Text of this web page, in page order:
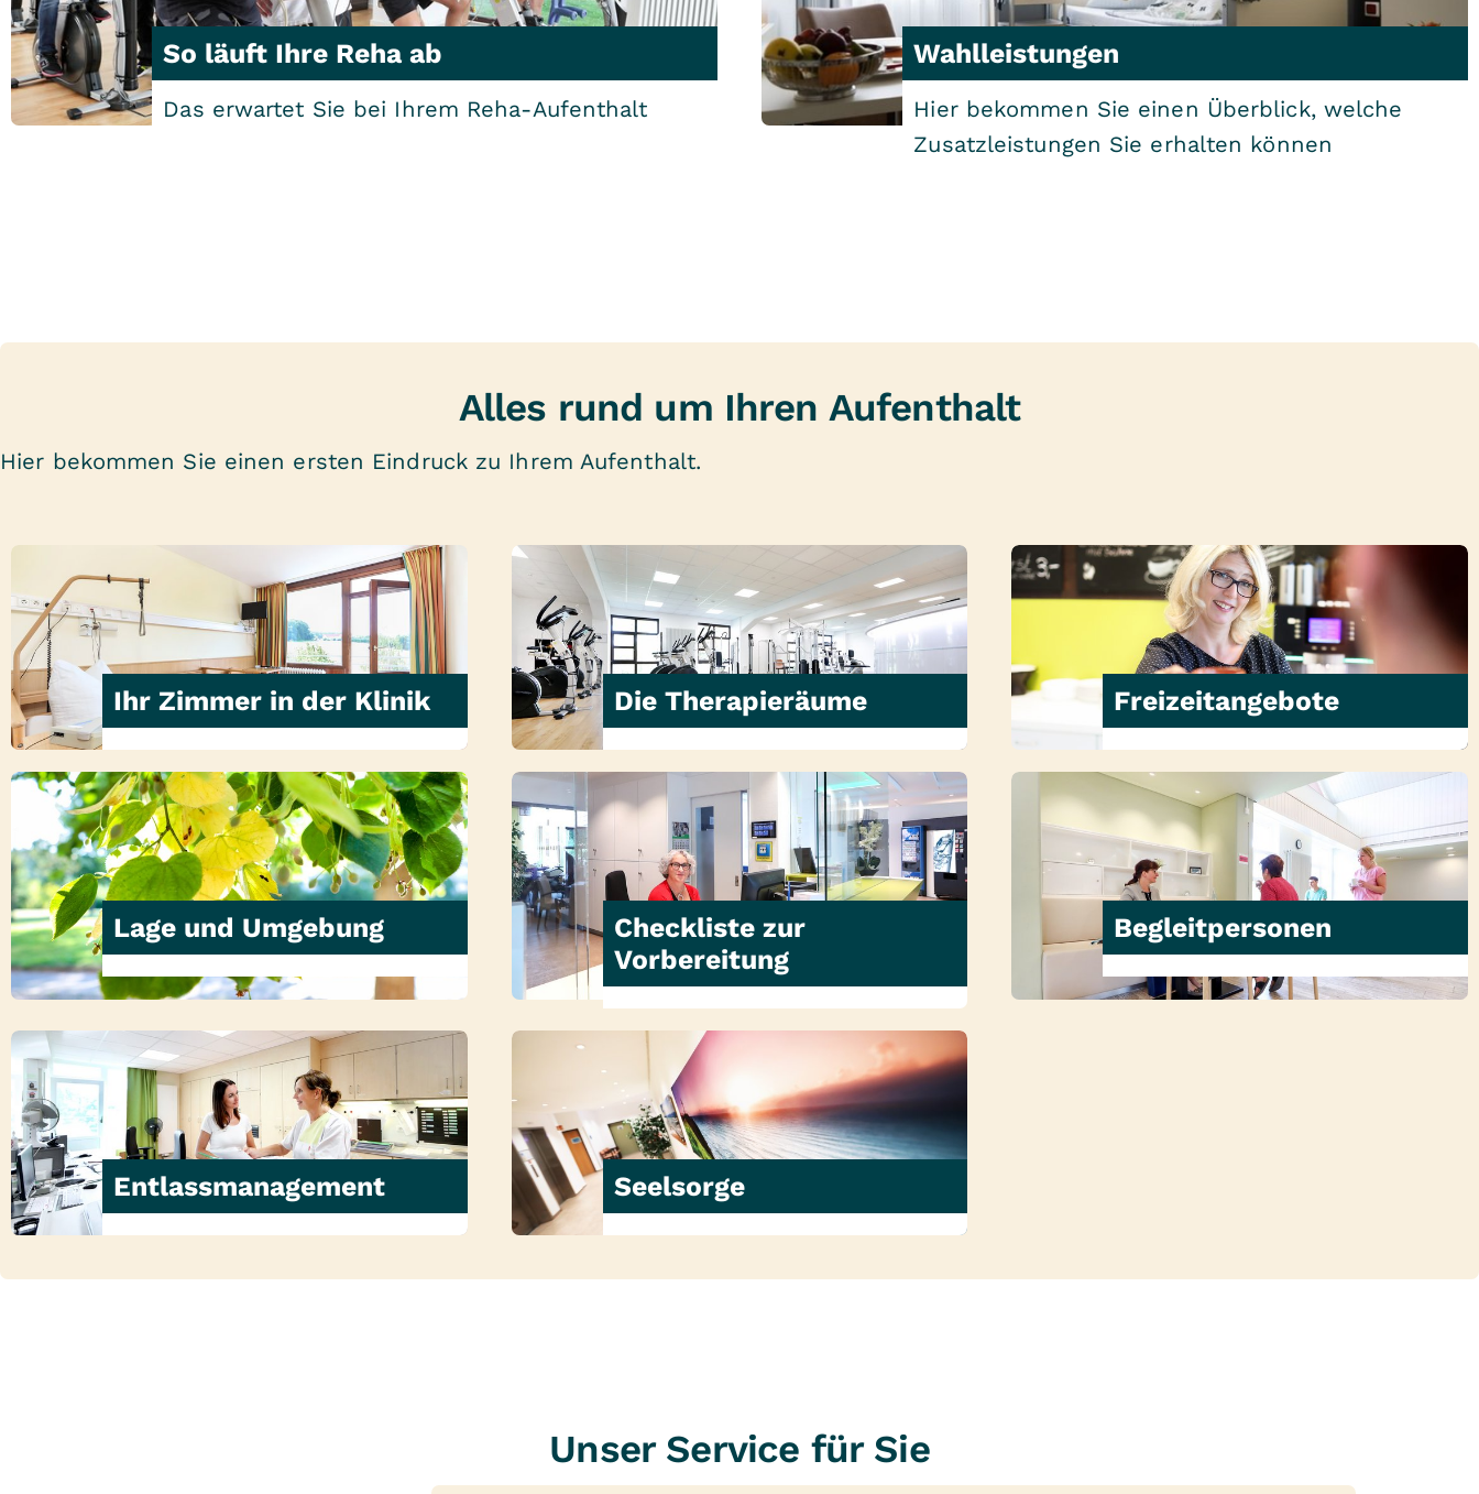
So läuft Ihre Reha ab
Das erwartet Sie bei Ihrem Reha-Aufenthalt
Wahlleistungen
Hier bekommen Sie einen Überblick, welche
Zusatzleistungen Sie erhalten können
Alles rund um Ihren Aufenthalt
Hier bekommen Sie einen ersten Eindruck zu Ihrem Aufenthalt.
Ihr Zimmer in der Klinik Die Therapieräume Freizeitangebote
Lage und Umgebung
Checkliste zur
Vorbereitung
Begleitpersonen
Entlassmanagement Seelsorge
Unser Service für Sie